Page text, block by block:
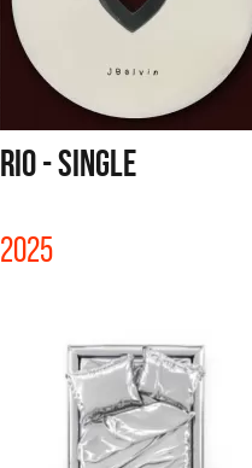
RIO - SINGLE
2025